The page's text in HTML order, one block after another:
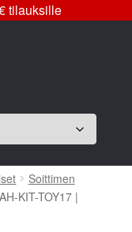
tilauksille
Laajenna
alemman
tason
Laajenna
Soittimen
KIT-TOY17 |